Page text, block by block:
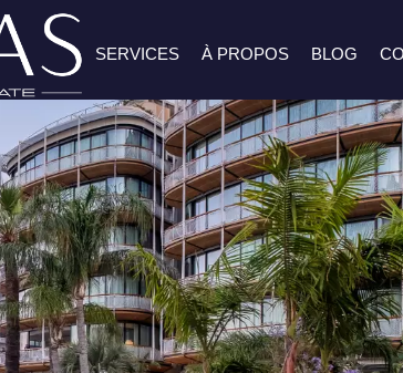
SERVICES À PROPOS BLOG